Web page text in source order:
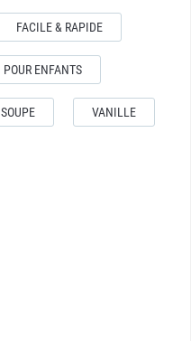
FACILE & RAPIDE
POUR ENFANTS
SOUPE VANILLE